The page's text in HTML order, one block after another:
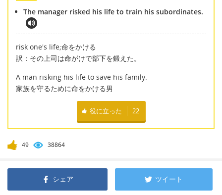
The manager risked his life to train his subordinates.
risk one's life;命をかける
訳：その上司は命がけで部下を鍛えた。
A man risking his life to save his family.
家族を守るために命をかける男
役に立った 22
49 38864
シェア ツイート